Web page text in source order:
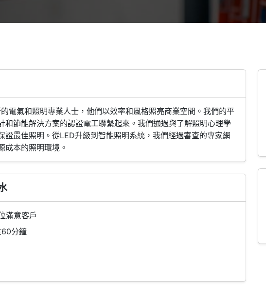
電氣和照明專業人士，他們以效率和風格照亮商業空間。我們的平
和節能解決方案的認證電工聯繫起來。我們通過與了解照明心理學
證最佳照明。從LED升級到智能照明系統，我們經過審查的專家網
成本的照明環境。
滿意客戶
60分鐘